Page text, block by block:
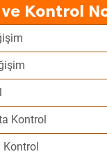
Kontrol
Kontrol
Kontrol